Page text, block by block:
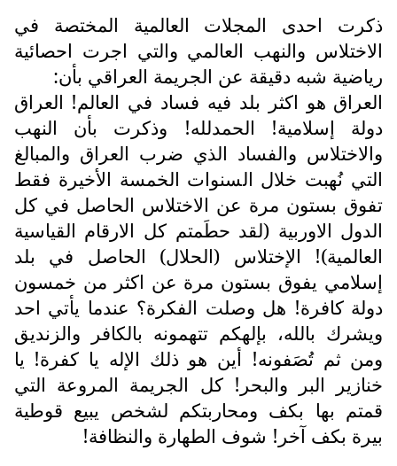
ذكرت احدى المجلات العالمية المختصة في
الاختلاس والنهب العالمي والتي اجرت احصائية
رياضية شبه دقيقة عن الجريمة العراقي بأن:
العراق هو اكثر بلد فيه فساد في العالم! العراق
دولة إسلامية! الحمدلله! وذكرت بأن النهب
والاختلاس والفساد الذي ضرب العراق والمبالغ
التي نُهبت خلال السنوات الخمسة الأخيرة فقط
تفوق بستون مرة عن الاختلاس الحاصل في كل
الدول الاوربية (لقد حطَمتم كل الارقام القياسية
العالمية)! الإختلاس (الحلال) الحاصل في بلد
إسلامي يفوق بستون مرة عن اكثر من خمسون
دولة كافرة! هل وصلت الفكرة؟ عندما يأتي احد
ويشرك بالله، بإلهكم تتهمونه بالكافر والزنديق
ومن ثم تُصَفونه! أين هو ذلك الإله يا كفرة! يا
خنازير البر والبحر! كل الجريمة المروعة التي
قمتم بها بكف ومحاربتكم لشخص يبيع قوطية
بيرة بكف آخر! شوف الطهارة والنظافة!